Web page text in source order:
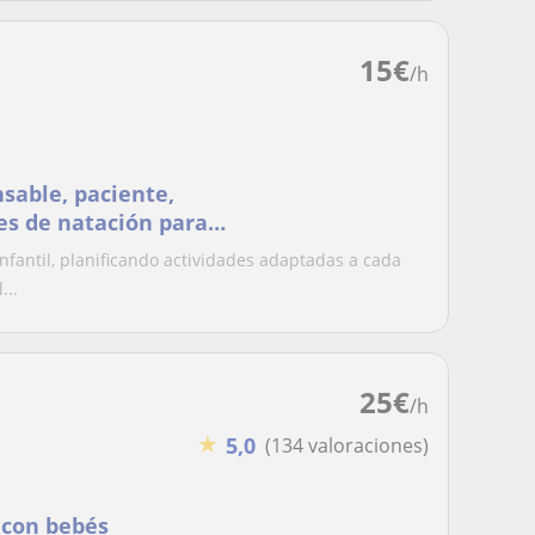
15€/h
paciente,
de natación para
planificando actividades adaptadas a cada
25€/h
★ 5,0 (134 valoraciones)
bebés